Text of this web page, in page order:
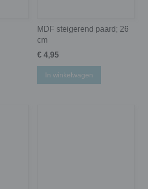
MDF steigerend paard; 26
cm
€ 4,95
In winkelwagen